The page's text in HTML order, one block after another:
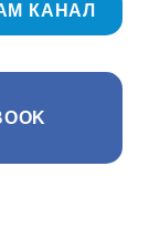
КАНАЛ